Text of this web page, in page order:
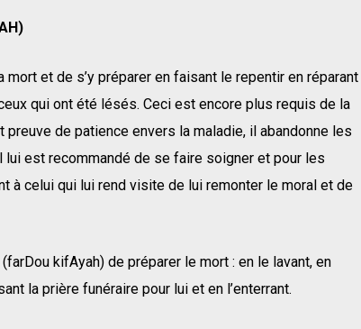
et de s’y préparer en faisant le repentir en réparant
qui ont été lésés. Ceci est encore plus requis de la
de patience envers la maladie, il abandonne les
lui est recommandé de se faire soigner et pour les
à celui qui lui rend visite de lui remonter le moral et de
kifAyah) de préparer le mort : en le lavant, en
la prière funéraire pour lui et en l’enterrant.